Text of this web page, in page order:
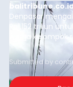
Denpasar
Rp1,152 triliun
warga
garis
guna menjaga
kelompok desil 5
merosot ke
Submitted by